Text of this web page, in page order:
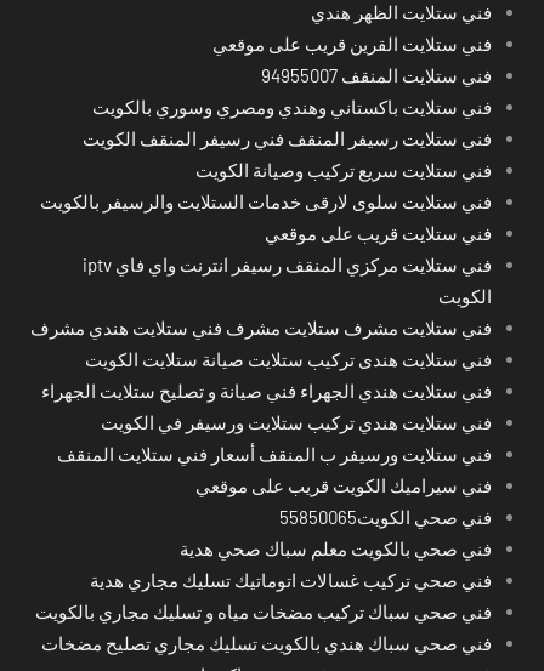
فني ستلايت الظهر هندي
فني ستلايت القرين قريب على موقعي
فني ستلايت المنقف 94955007
فني ستلايت باكستاني وهندي ومصري وسوري بالكويت
فني ستلايت رسيفر المنقف فني رسيفر المنقف الكويت
فني ستلايت سريع تركيب وصيانة الكويت
فني ستلايت سلوى لارقى خدمات الستلايت والرسيفر بالكويت
فني ستلايت قريب على موقعي
فني ستلايت مركزي المنقف رسيفر انترنت واي فاي iptv
الكويت
فني ستلايت مشرف ستلايت مشرف فني ستلايت هندي مشرف
فني ستلايت هندى تركيب ستلايت صيانة ستلايت الكويت
فني ستلايت هندي الجهراء فني صيانة و تصليح ستلايت الجهراء
فني ستلايت هندي تركيب ستلايت ورسيفر في الكويت
فني ستلايت ورسيفر ب المنقف أسعار فني ستلايت المنقف
فني سيراميك الكويت قريب على موقعي
فني صحي الكويت55850065
فني صحي بالكويت معلم سباك صحي هدية
فني صحي تركيب غسالات اتوماتيك تسليك مجاري هدية
فني صحي سباك تركيب مضخات مياه و تسليك مجاري بالكويت
فني صحي سباك هندي بالكويت تسليك مجاري تصليح مضخات